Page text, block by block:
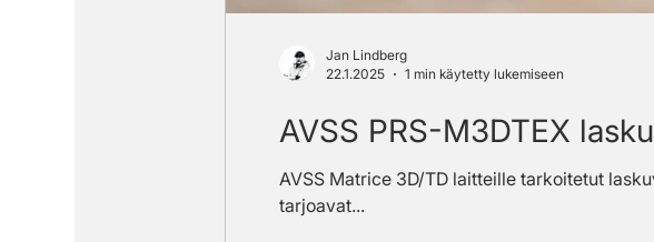
AVSS PRS-M3DTEX
AVSS Matrice 3D/TD laitteille tarkoitetut
tarjoavat...
Jan Lindberg
22.1.2025
1 min käytetty lukemiseen